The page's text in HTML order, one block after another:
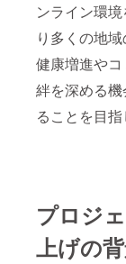
ンライン環
り多くの地域
健康増進や
絆を深める
ることを目指
プロジ
上げの